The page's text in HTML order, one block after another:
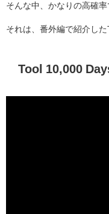
そんな中、かなりの高確
それは、番外編で紹介した
Tool 10,000